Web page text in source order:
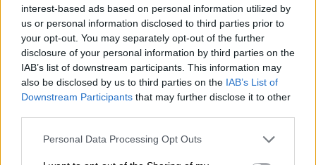
interest-based ads based on personal information utilized by
us or personal information disclosed to third parties prior to
your opt-out. You may separately opt-out of the further
disclosure of your personal information by third parties on the
IAB’s list of downstream participants. This information may
also be disclosed by us to third parties on the IAB’s List of
Downstream Participants that may further disclose it to other
Personal Data Processing Opt Outs